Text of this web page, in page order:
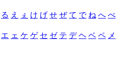
る え ぇ け げ せ ぜ て で ね へ べ
エ ェ ケ ゲ セ ゼ テ デ ヘ ベ ペ メ